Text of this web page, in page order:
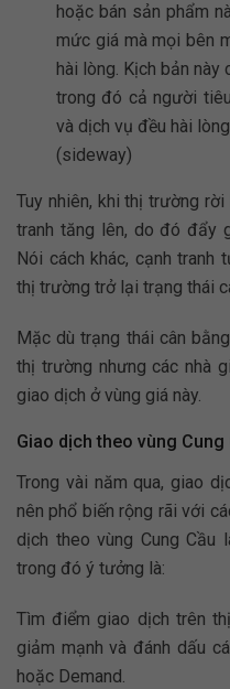
hoặc bán sản phẩm
mức giá mà mọi bên
hài lòng. Kịch bản này
trong đó cả người
và dịch vụ đều hài
(sideway)
Tuy nhiên, khi thị trường
tranh tăng lên, do đó đẩy
Nói cách khác, cạnh
thị trường trở lại trạng thái
Mặc dù trạng thái cân
thị trường nhưng các nhà
giao dịch ở vùng giá này.
Giao dịch theo vùng
Trong vài năm qua, giao
nên phổ biến rộng rãi với
dịch theo vùng Cung
trong đó ý tưởng là:
Tìm điểm giao dịch trên
giảm mạnh và đánh dấu
hoặc Demand.